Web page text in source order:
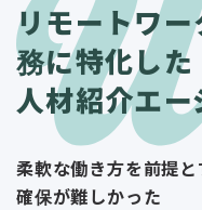
リモートワー
務に特化した
人材紹介エー
柔軟な働き方を前提
確保が難しかった